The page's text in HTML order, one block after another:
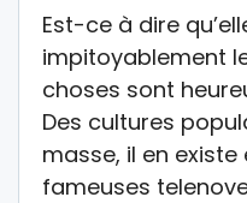
Est-ce à dire
impitoyablement
choses sont
Des cultures
masse, il en
fameuses